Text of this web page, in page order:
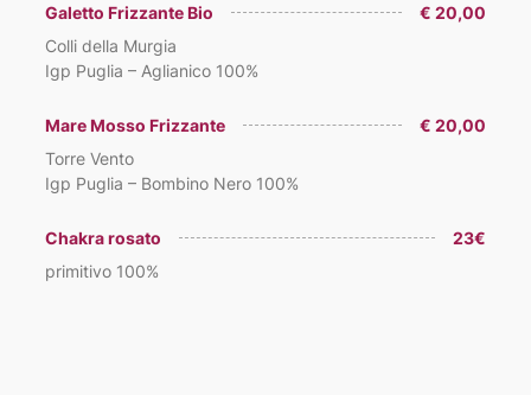
Galetto Frizzante Bio
€ 20,00
Colli della Murgia
Igp Puglia – Aglianico 100%
Mare Mosso Frizzante
€ 20,00
Torre Vento
Igp Puglia – Bombino Nero 100%
Chakra rosato
23€
primitivo 100%